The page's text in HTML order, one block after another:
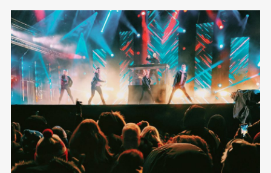
07
Openair)
SRPEN
08 Třebívlice
SRPEN
09 Tachov
SRPEN
13 Galanta
Other Grid
12 photos Live